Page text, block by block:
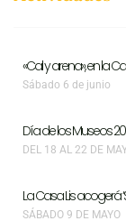
«Cal y arena», en la
Sábado 6 de junio
Día de los Museos
DEL 18 AL 22 DE
La Casa Lis acogerá
SÁBADO 9 DE MAYO